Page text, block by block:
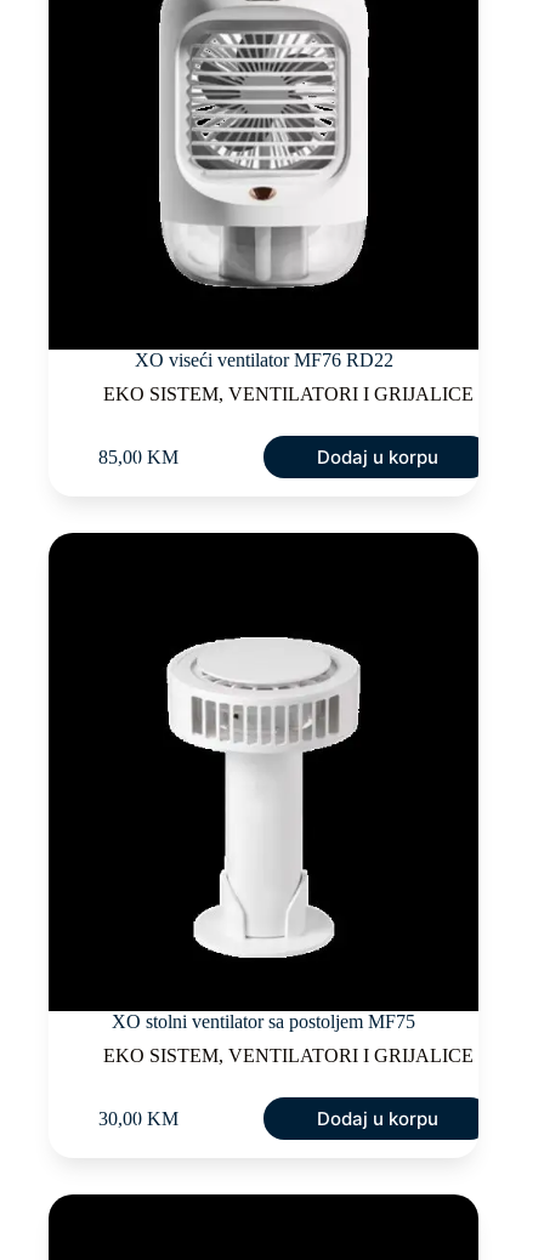
XO viseći ventilator MF76 RD22
EKO SISTEM, VENTILATORI I GRIJALICE
85,00 KM Dodaj u korpu
XO stolni ventilator sa postoljem MF75
EKO SISTEM, VENTILATORI I GRIJALICE
30,00 KM Dodaj u korpu